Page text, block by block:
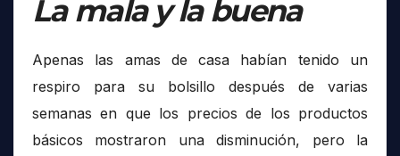
La mala y la buena
Apenas las amas de casa habían tenido un
respiro para su bolsillo después de varias
semanas en que los precios de los productos
básicos mostraron una disminución, pero la